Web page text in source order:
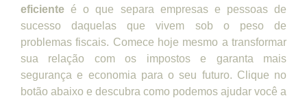
eficiente é o que separa empresas e pessoas de
sucesso daquelas que vivem sob o peso de
problemas fiscais. Comece hoje mesmo a transformar
sua relação com os impostos e garanta mais
segurança e economia para o seu futuro. Clique no
botão abaixo e descubra como podemos ajudar você a